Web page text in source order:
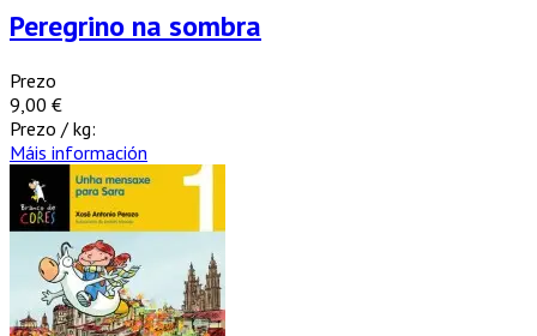
Peregrino na sombra
Prezo
9,00 €
Prezo / kg:
Máis información